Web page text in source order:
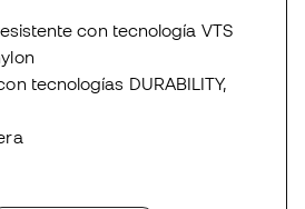
con tecnología VTS
tecnologías DURABILITY,